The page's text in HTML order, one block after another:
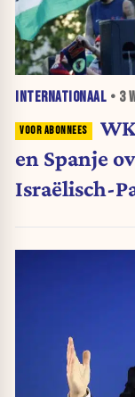
INTERNATIONAAL • 3
en Spanje
Israëlisch-